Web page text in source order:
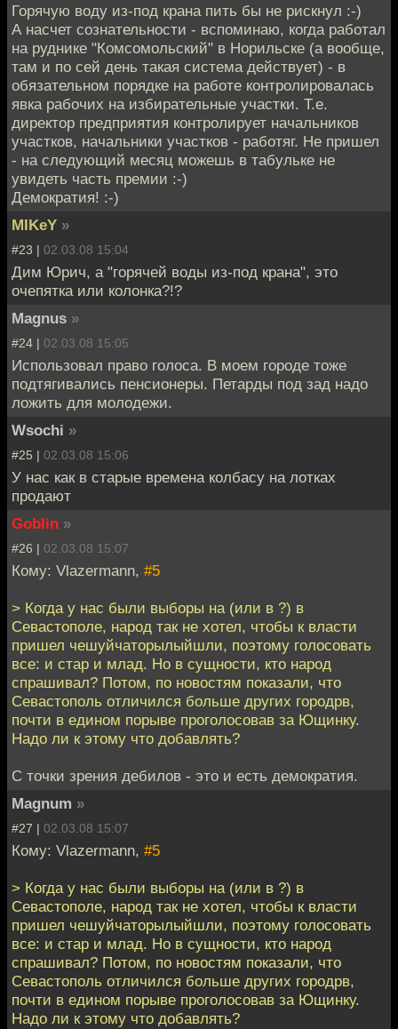
Горячую воду из-под крана пить бы не рискнул :-)
А насчет сознательности - вспоминаю, когда работал
на руднике "Комсомольский" в Норильске (а вообще,
там и по сей день такая система действует) - в
обязательном порядке на работе контролировалась
явка рабочих на избирательные участки. Т.е.
директор предприятия контролирует начальников
участков, начальники участков - работяг. Не пришел
- на следующий месяц можешь в табульке не
увидеть часть премии :-)
Демократия! :-)
MIKeY »
#23 | 02.03.08 15:04
Дим Юрич, а "горячей воды из-под крана", это
очепятка или колонка?!?
Magnus »
#24 | 02.03.08 15:05
Использовал право голоса. В моем городе тоже
подтягивались пенсионеры. Петарды под зад надо
ложить для молодежи.
Wsochi »
#25 | 02.03.08 15:06
У нас как в старые времена колбасу на лотках
продают
Goblin »
#26 | 02.03.08 15:07
Кому: Vlazermann, #5
> Когда у нас были выборы на (или в ?) в
Севастополе, народ так не хотел, чтобы к власти
пришел чешуйчаторылыйшли, поэтому голосовать
все: и стар и млад. Но в сущности, кто народ
спрашивал? Потом, по новостям показали, что
Севастополь отличился больше других городрв,
почти в едином порыве проголосовав за Ющинку.
Надо ли к этому что добавлять?
С точки зрения дебилов - это и есть демократия.
Magnum »
#27 | 02.03.08 15:07
Кому: Vlazermann, #5
> Когда у нас были выборы на (или в ?) в
Севастополе, народ так не хотел, чтобы к власти
пришел чешуйчаторылыйшли, поэтому голосовать
все: и стар и млад. Но в сущности, кто народ
спрашивал? Потом, по новостям показали, что
Севастополь отличился больше других городрв,
почти в едином порыве проголосовав за Ющинку.
Надо ли к этому что добавлять?